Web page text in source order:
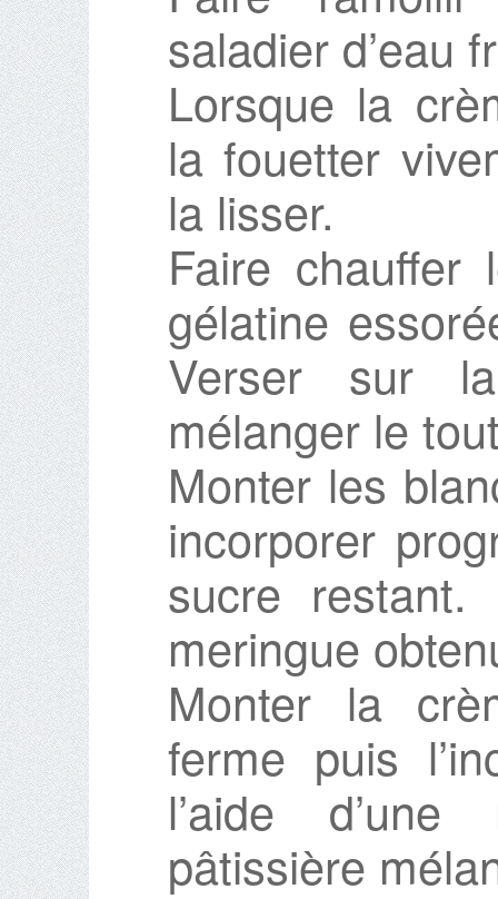
saladier d’eau
Lorsque la
la fouetter
la lisser.
Faire
gélatine
Verser sur
mélanger le
Monter les
incorporer
sucre restant.
meringue
Monter la
ferme puis
l’aide
pâtissière